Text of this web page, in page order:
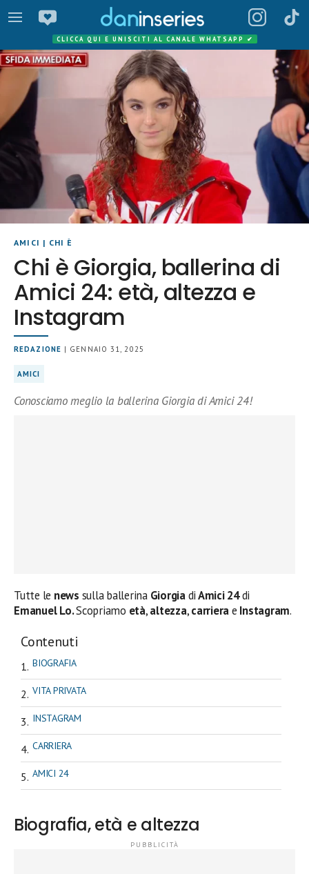
CLICCA QUI E UNISCITI AL CANALE WHATSAPP ✔
AMICI | CHI È
Chi è Giorgia, ballerina di
Amici 24: età, altezza e
Instagram
REDAZIONE | GENNAIO 31, 2025
AMICI
Conosciamo meglio la ballerina Giorgia di Amici 24!
Tutte le news sulla ballerinaGiorgiadiAmici 24di
Emanuel Lo.Scopriamo età,altezza,carrierae Instagram.
Contenuti
BIOGRAFIA
VITA PRIVATA
INSTAGRAM
CARRIERA
AMICI 24
Biografia, età e altezza